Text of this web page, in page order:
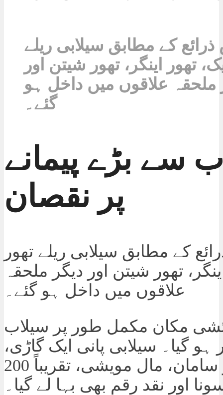
کے مطابق سیلابی ریلے
تھور اینگر، تھور شیتن اور
ملحقہ علاقوں میں داخل ہو
گئے۔
سے بڑے پیمانے
پر نقصان
کے مطابق سیلابی ریلے تھور
تھور شیتن اور دیگر ملحقہ
علاقوں میں داخل ہو گئے۔
مکان مکمل طور پر سیلاب
ہو گیا۔ سیلابی پانی ایک گاڑی،
گھریلو سامان، مال مویشی، تقریباً 200
اور نقد رقم بھی بہا لے گیا۔